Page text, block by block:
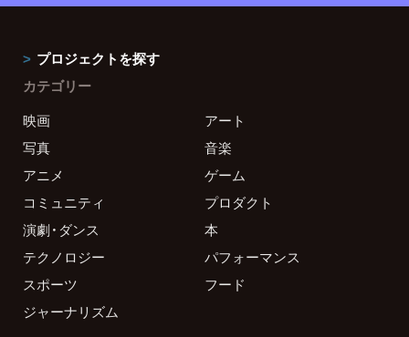
プロジェクトを探す
カテゴリー
映画
アート
写真
音楽
アニメ
ゲーム
コミュニティ
プロダクト
演劇・ダンス
本
テクノロジー
パフォーマンス
スポーツ
フード
ジャーナリズム